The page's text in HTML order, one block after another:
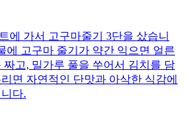
에 가서 고구마줄기 3단을 샀습니
에 고구마 줄기가 약간 익으면 얼른
고, 밀가루 풀을 쑤어서 김치를 담
면 자연적인 단맛과 아삭한 식감에
다.